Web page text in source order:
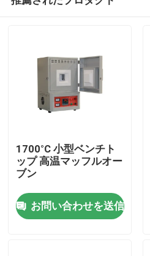
1700°C 小型ベンチト
ップ 高温マッフルオー
ブン
お問い合わせを送信